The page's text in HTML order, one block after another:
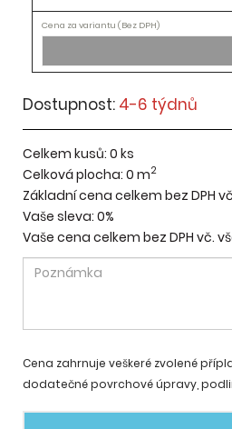
Dostupnost: 4-6 týdnů
Celkem kusů: 0 ks
Celková plocha: 0 m2
Základní cena celkem bez DPH
Vaše sleva: 0%
Vaše cena celkem bez DPH vč.
Cena zahrnuje veškeré zvolené
dodatečné povrchové úpravy,